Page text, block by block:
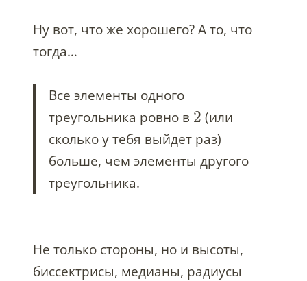
Ну вот, что же хорошего? А то, что
тогда…
Все элементы одного
треугольника ровно в 2 (или
сколько у тебя выйдет раз)
больше, чем элементы другого
треугольника.
Не только стороны, но и высоты,
биссектрисы, медианы, радиусы